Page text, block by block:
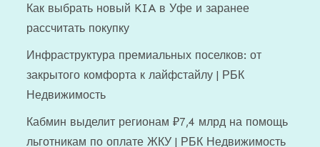
Как выбрать новый KIA в Уфе и заранее
рассчитать покупку
Инфраструктура премиальных поселков: от
закрытого комфорта к лайфстайлу | РБК
Недвижимость
Кабмин выделит регионам ₽7,4 млрд на помощь
льготникам по оплате ЖКУ | РБК Недвижимость